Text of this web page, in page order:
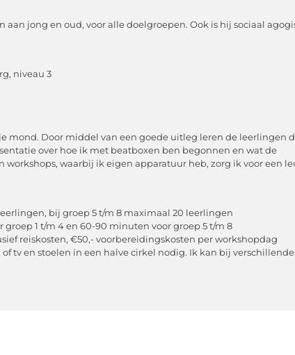
jong en oud, voor alle doelgroepen. Ook is hij sociaal
niveau 3
mond. Door middel van een goede uitleg leren de leerlingen
over hoe ik met beatboxen ben begonnen en wat de
waarbij ik eigen apparatuur heb, zorg ik voor een
bij groep 5 t/m 8 maximaal 20 leerlingen
groep 1 t/m 4 en 60-90 minuten voor groep 5 t/m 8
reiskosten, €50,- voorbereidingskosten per workshopdag
tv en stoelen in een halve cirkel nodig. Ik kan bij verschillende